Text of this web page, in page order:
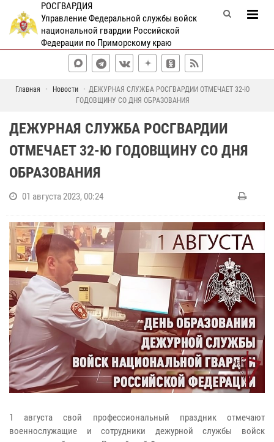
РОСГВАРДИЯ
Управление Федеральной службы войск
национальной гвардии Российской
Федерации по Приморскому краю
Главная Новости
ДЕЖУРНАЯ СЛУЖБА РОСГВАРДИИ ОТМЕЧАЕТ 32-Ю
ГОДОВЩИНУ СО ДНЯ ОБРАЗОВАНИЯ
ДЕЖУРНАЯ СЛУЖБА РОСГВАРДИИ
ОТМЕЧАЕТ 32-Ю ГОДОВЩИНУ СО ДНЯ
ОБРАЗОВАНИЯ
01 августа 2023, 00:24
1 августа свой профессиональный праздник отмечают
военнослужащие и сотрудники дежурной службы войск